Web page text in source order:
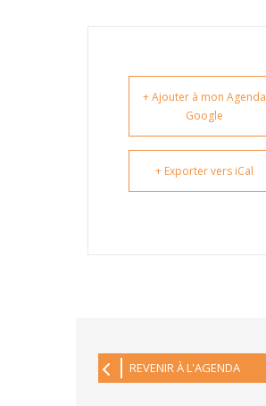
+ Ajouter à mon Agenda
Google
+ Exporter vers iCal
REVENIR À L'AGENDA